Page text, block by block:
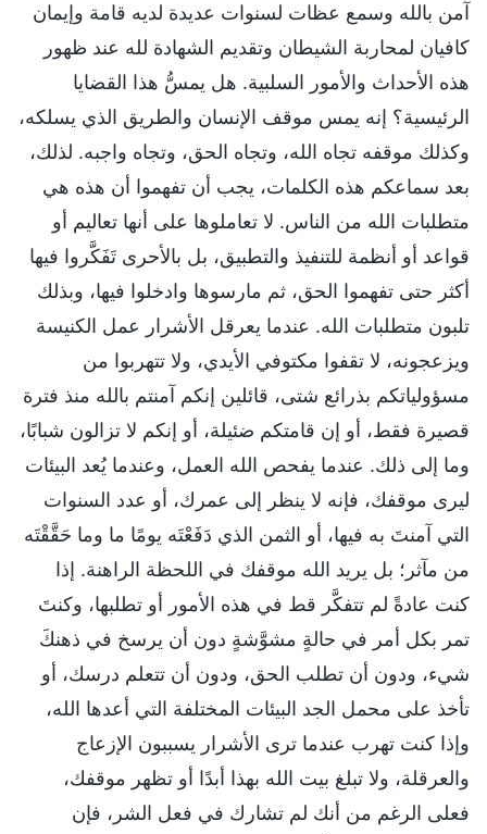
آمن بالله وسمع عظات لسنوات عديدة لديه قامة وإيمان
كافيان لمحاربة الشيطان وتقديم الشهادة لله عند ظهور
هذه الأحداث والأمور السلبية. هل يمسُّ هذا القضايا
الرئيسية؟ إنه يمس موقف الإنسان والطريق الذي يسلكه،
وكذلك موقفه تجاه الله، وتجاه الحق، وتجاه واجبه. لذلك،
بعد سماعكم هذه الكلمات، يجب أن تفهموا أن هذه هي
متطلبات الله من الناس. لا تعاملوها على أنها تعاليم أو
قواعد أو أنظمة للتنفيذ والتطبيق، بل بالأحرى تَفَكَّروا فيها
أكثر حتى تفهموا الحق، ثم مارسوها وادخلوا فيها، وبذلك
تلبون متطلبات الله. عندما يعرقل الأشرار عمل الكنيسة
ويزعجونه، لا تقفوا مكتوفي الأيدي، ولا تتهربوا من
مسؤولياتكم بذرائع شتى، قائلين إنكم آمنتم بالله منذ فترة
قصيرة فقط، أو إن قامتكم ضئيلة، أو إنكم لا تزالون شبابًا،
وما إلى ذلك. عندما يفحص الله العمل، وعندما يُعد البيئات
ليرى موقفك، فإنه لا ينظر إلى عمرك، أو عدد السنوات
التي آمنتَ به فيها، أو الثمن الذي دَفَعْتَه يومًا ما وما حَقَّقْتَه
من مآثر؛ بل يريد الله موقفك في اللحظة الراهنة. إذا
كنت عادةً لم تتفكَّر قط في هذه الأمور أو تطلبها، وكنتَ
تمر بكل أمر في حالةٍ مشوَّشةٍ دون أن يرسخ في ذهنكَ
شيء، ودون أن تطلب الحق، ودون أن تتعلم درسك، أو
تأخذ على محمل الجد البيئات المختلفة التي أعدها الله،
وإذا كنت تهرب عندما ترى الأشرار يسببون الإزعاج
والعرقلة، ولا تبلغ بيت الله بهذا أبدًا أو تظهر موقفك،
فعلى الرغم من أنك لم تشارك في فعل الشر، فإن